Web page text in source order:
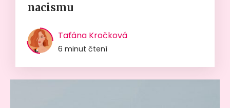
nacismu
Taťána Kročková
6 minut čtení